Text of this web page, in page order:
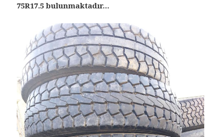
75R17.5 bulunmaktadır…